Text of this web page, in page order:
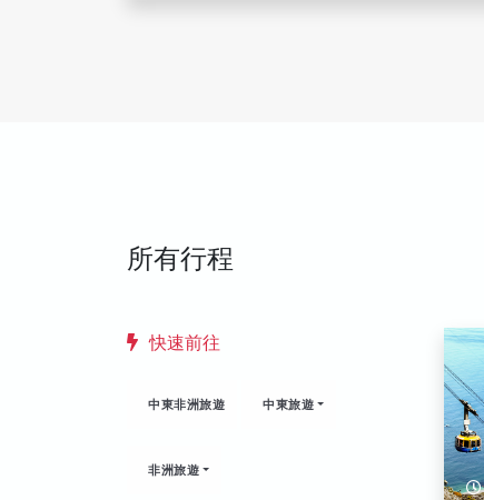
所有行程
快速前往
中東非洲旅遊 中東旅遊
非洲旅遊